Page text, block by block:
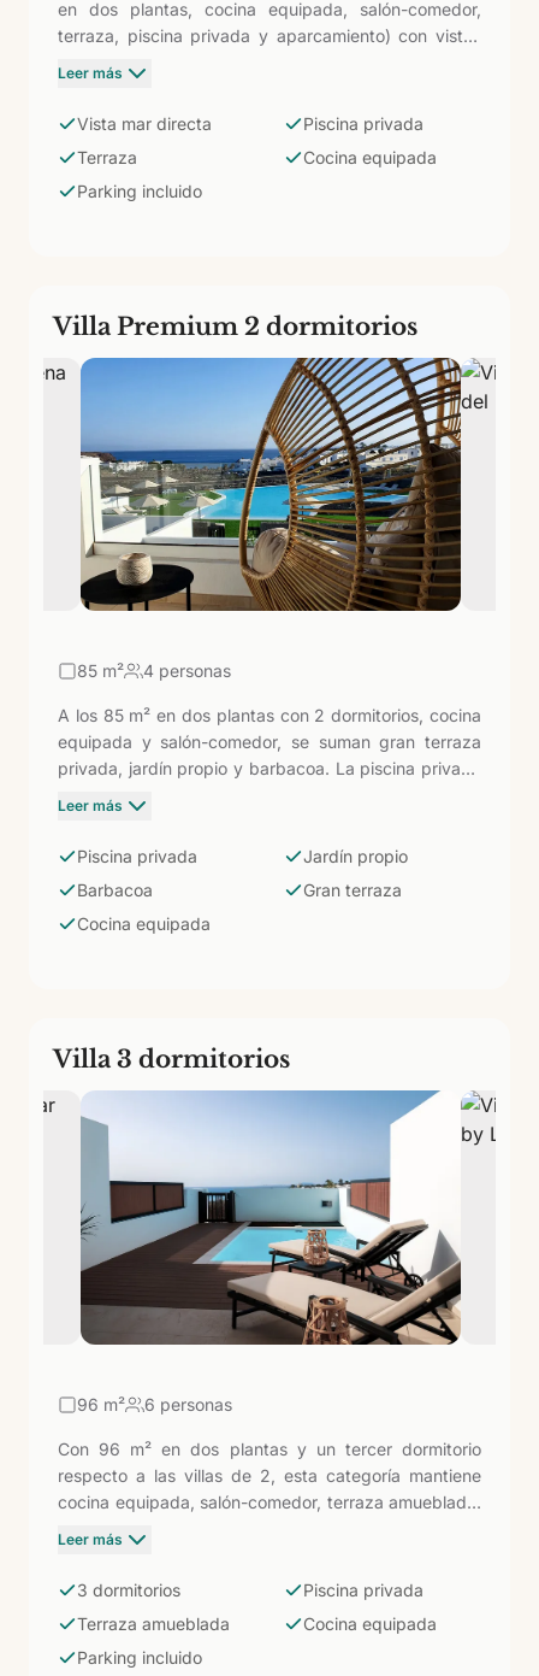
en dos plantas, cocina equipada, salón-comedor,
terraza, piscina privada y aparcamiento) con vistas
directas al Atlántico desde dormitorios y terraza. En
despertar con el mar en el horizonte justifica por sí
Leer más
Vista mar directa
Piscina privada
Terraza
Cocina equipada
Parking incluido
Villa Premium 2 dormitorios
85 m² 4 personas
A los 85 m² en dos plantas con 2 dormitorios, cocina
equipada y salón-comedor, se suman gran terraza
privada, jardín propio y barbacoa. La piscina privada
y la plaza de aparcamiento completan el conjunto.
una zona exterior generosa para disfrutar del clima
Leer más
Piscina privada
Jardín propio
Barbacoa
Gran terraza
Cocina equipada
Villa 3 dormitorios
96 m² 6 personas
Con 96 m² en dos plantas y un tercer dormitorio
respecto a las villas de 2, esta categoría mantiene
cocina equipada, salón-comedor, terraza amueblada,
piscina privada y aparcamiento. La opción más
quieren habitaciones separadas y privacidad exterior
Leer más
3 dormitorios
Piscina privada
Terraza amueblada
Cocina equipada
Parking incluido